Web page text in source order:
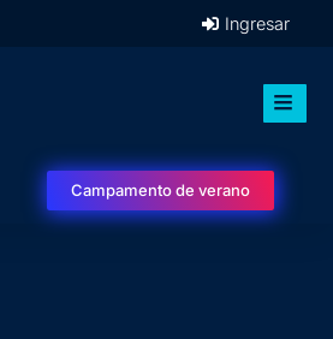
Ingresar
Campamento de verano